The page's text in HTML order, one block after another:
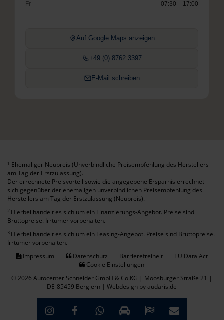
Fr
07:30 – 17:00
Auf Google Maps anzeigen
+49 (0) 8762 3397
E-Mail schreiben
1 Ehemaliger Neupreis (Unverbindliche Preisempfehlung des Herstellers
am Tag der Erstzulassung).
Der errechnete Preisvorteil sowie die angegebene Ersparnis errechnet
sich gegenüber der ehemaligen unverbindlichen Preisempfehlung des
Herstellers am Tag der Erstzulassung (Neupreis).
2 Hierbei handelt es sich um ein Finanzierungs-Angebot. Preise sind
Bruttopreise. Irrtümer vorbehalten.
3 Hierbei handelt es sich um ein Leasing-Angebot. Preise sind Bruttopreise.
Irrtümer vorbehalten.
Impressum
Datenschutz Barrierefreiheit
EU Data Act
Cookie Einstellungen
© 2026 Autocenter Schneider GmbH & Co.KG | Moosburger Straße 21 |
DE-85459 Berglern | Webdesign by audaris.de